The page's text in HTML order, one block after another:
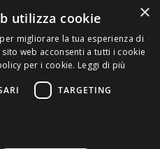
– MILANO – P. IVA
×
utilizza cookie
migliorare la tua esperienza di
web acconsenti a tutti i cookie
per i cookie. Leggi di più
TARGETING